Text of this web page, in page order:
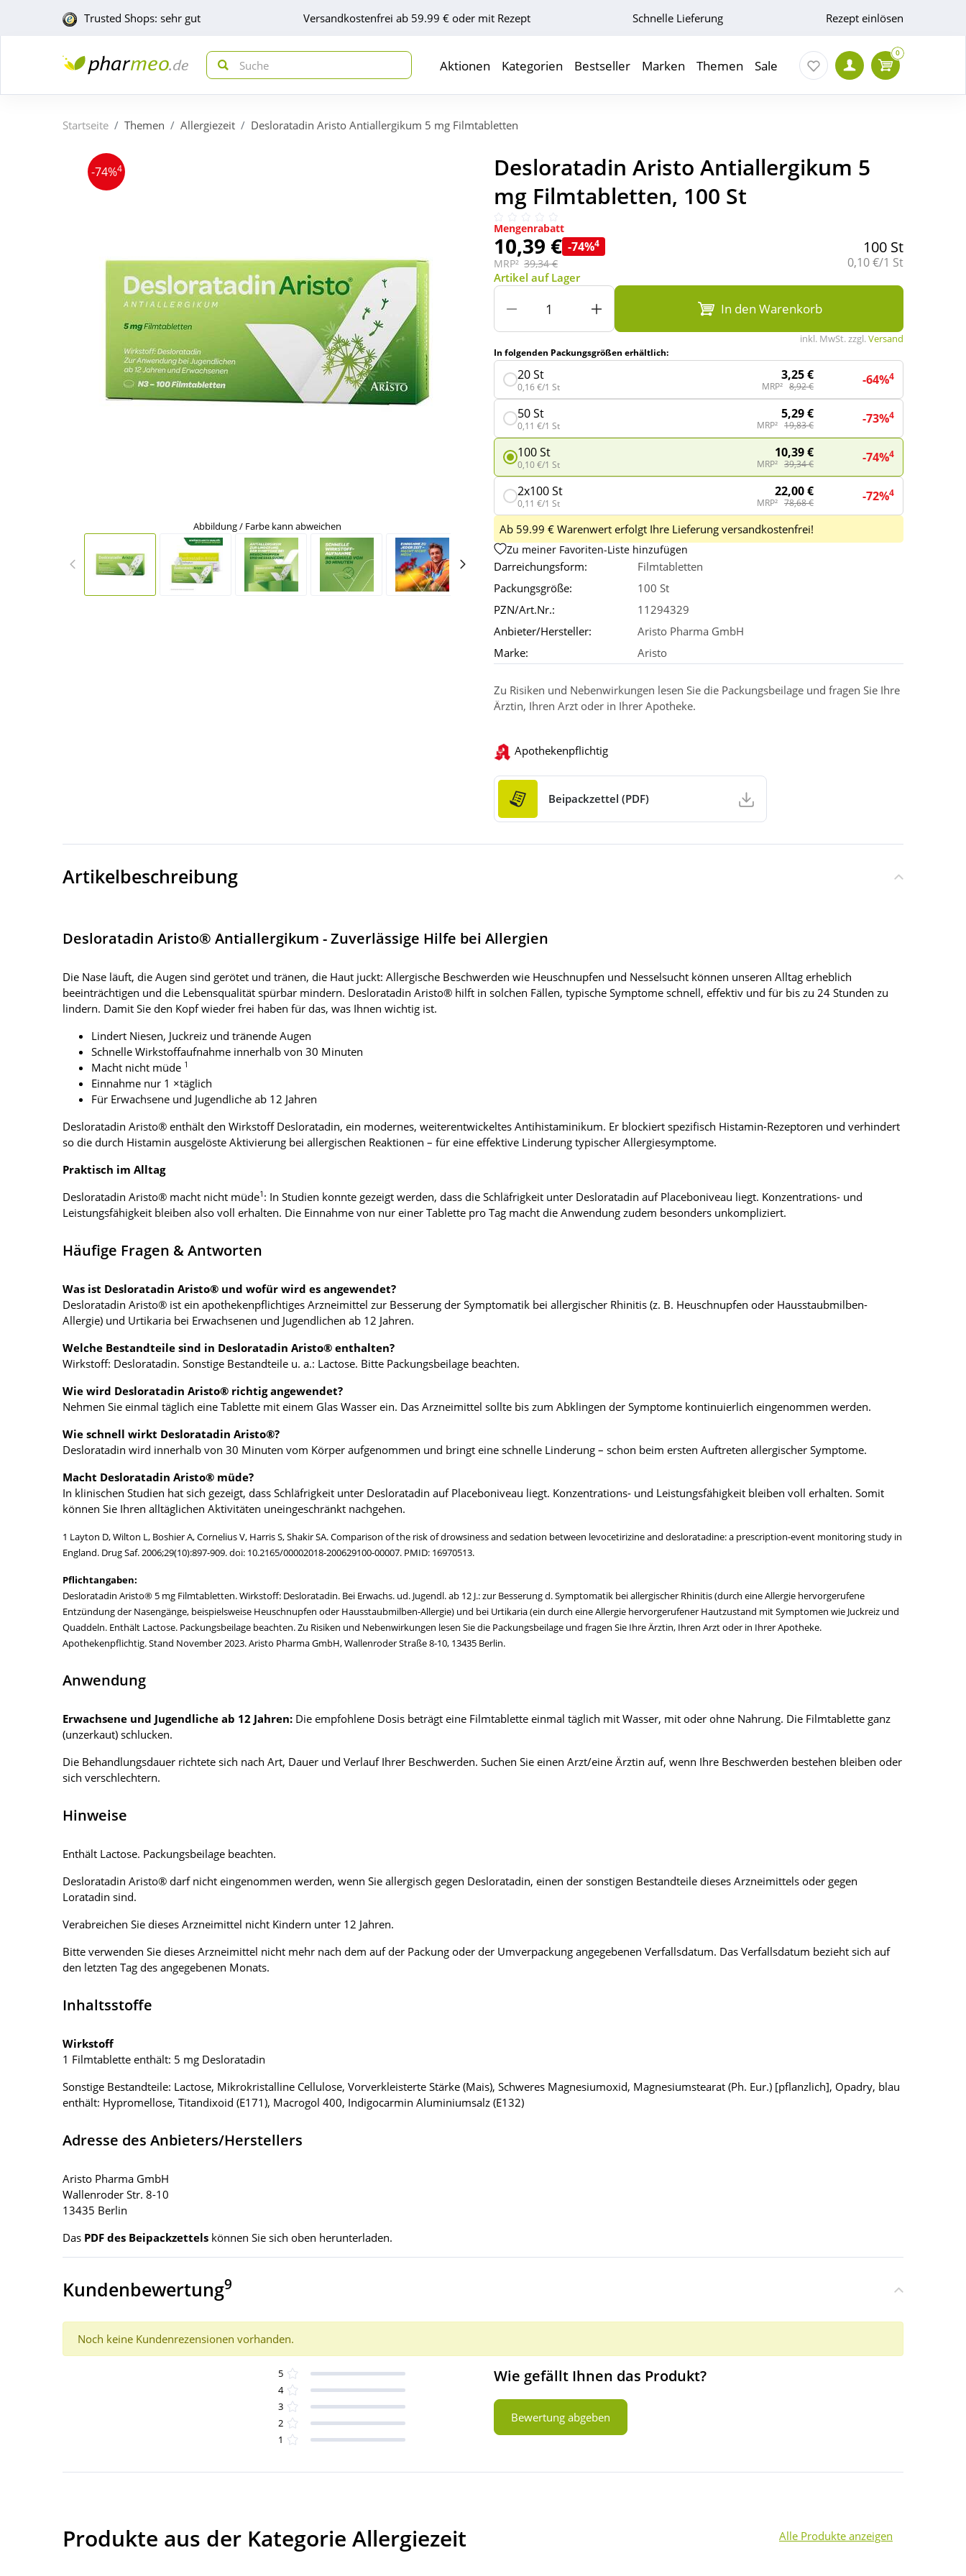
Trusted Shops: sehr gut Versandkostenfrei ab 59.99 € oder mit Rezept Schnelle Lieferung Rezept einlösen
Aktionen Kategorien Bestseller Marken Themen Sale
0
Startseite Themen Allergiezeit Desloratadin Aristo Antiallergikum 5 mg Filmtabletten
-74%4
Abbildung / Farbe kann abweichen
Desloratadin Aristo Antiallergikum 5
mg Filmtabletten, 100 St
Mengenrabatt
10,39 € -74%4
MRP² 39,34 €
100 St
Grundpreis:
0,10 €/1 St
Artikel auf Lager
In den Warenkorb
inkl. MwSt. zzgl.Versand
In folgenden Packungsgrößen erhältlich:
20 St
0,16 €/1 St
3,25 €
MRP² 8,92 € -64%4
50 St
0,11 €/1 St
5,29 €
MRP² 19,83 € -73%4
100 St
0,10 €/1 St
10,39 €
MRP² 39,34 € -74%4
2x100 St
0,11 €/1 St
22,00 €
MRP² 78,68 € -72%4
Ab 59.99 € Warenwert erfolgt Ihre Lieferung versandkostenfrei!
Zu meiner Favoriten-Liste hinzufügen
Darreichungsform:
Filmtabletten
Packungsgröße:
100 St
PZN/Art.Nr.:
11294329
Anbieter/Hersteller:
Aristo Pharma GmbH
Marke:
Aristo
Zu Risiken und Nebenwirkungen lesen Sie die Packungsbeilage und fragen Sie Ihre
Ärztin, Ihren Arzt oder in Ihrer Apotheke.
Apothekenpflichtig
Beipackzettel (PDF)
Artikelbeschreibung
Desloratadin Aristo® Antiallergikum - Zuverlässige Hilfe bei Allergien
Die Nase läuft, die Augen sind gerötet und tränen, die Haut juckt: Allergische Beschwerden wie Heuschnupfen und Nesselsucht können unseren Alltag erheblich
beeinträchtigen und die Lebensqualität spürbar mindern. Desloratadin Aristo® hilft in solchen Fällen, typische Symptome schnell, effektiv und für bis zu 24 Stunden zu
lindern. Damit Sie den Kopf wieder frei haben für das, was Ihnen wichtig ist.
Lindert Niesen, Juckreiz und tränende Augen
Schnelle Wirkstoffaufnahme innerhalb von 30 Minuten
Macht nicht müde 1
Einnahme nur 1 ×täglich
Für Erwachsene und Jugendliche ab 12 Jahren
Desloratadin Aristo® enthält den Wirkstoff Desloratadin, ein modernes, weiterentwickeltes Antihistaminikum. Er blockiert spezifisch Histamin-Rezeptoren und verhindert
so die durch Histamin ausgelöste Aktivierung bei allergischen Reaktionen – für eine effektive Linderung typischer Allergiesymptome.
Praktisch im Alltag
Desloratadin Aristo® macht nicht müde1 : In Studien konnte gezeigt werden, dass die Schläfrigkeit unter Desloratadin auf Placeboniveau liegt. Konzentrations- und
Leistungsfähigkeit bleiben also voll erhalten. Die Einnahme von nur einer Tablette pro Tag macht die Anwendung zudem besonders unkompliziert.
Häufige Fragen & Antworten
Was ist Desloratadin Aristo® und wofür wird es angewendet?
Desloratadin Aristo® ist ein apothekenpflichtiges Arzneimittel zur Besserung der Symptomatik bei allergischer Rhinitis (z. B. Heuschnupfen oder Hausstaubmilben-
Allergie) und Urtikaria bei Erwachsenen und Jugendlichen ab 12 Jahren.
Welche Bestandteile sind in Desloratadin Aristo® enthalten?
Wirkstoff: Desloratadin. Sonstige Bestandteile u. a.: Lactose. Bitte Packungsbeilage beachten.
Wie wird Desloratadin Aristo® richtig angewendet?
Nehmen Sie einmal täglich eine Tablette mit einem Glas Wasser ein. Das Arzneimittel sollte bis zum Abklingen der Symptome kontinuierlich eingenommen werden.
Wie schnell wirkt Desloratadin Aristo®?
Desloratadin wird innerhalb von 30 Minuten vom Körper aufgenommen und bringt eine schnelle Linderung – schon beim ersten Auftreten allergischer Symptome.
Macht Desloratadin Aristo® müde?
In klinischen Studien hat sich gezeigt, dass Schläfrigkeit unter Desloratadin auf Placeboniveau liegt. Konzentrations- und Leistungsfähigkeit bleiben voll erhalten. Somit
können Sie Ihren alltäglichen Aktivitäten uneingeschränkt nachgehen.
1 Layton D, Wilton L, Boshier A, Cornelius V, Harris S, Shakir SA. Comparison of the risk of drowsiness and sedation between levocetirizine and desloratadine: a prescription-event monitoring study in
England. Drug Saf. 2006;29(10):897-909. doi: 10.2165/00002018-200629100-00007. PMID: 16970513.
Pflichtangaben:
Desloratadin Aristo® 5 mg Filmtabletten. Wirkstoff: Desloratadin. Bei Erwachs. ud. Jugendl. ab 12 J.: zur Besserung d. Symptomatik bei allergischer Rhinitis (durch eine Allergie hervorgerufene
Entzündung der Nasengänge, beispielsweise Heuschnupfen oder Hausstaubmilben-Allergie) und bei Urtikaria (ein durch eine Allergie hervorgerufener Hautzustand mit Symptomen wie Juckreiz und
Quaddeln. Enthält Lactose. Packungsbeilage beachten. Zu Risiken und Nebenwirkungen lesen Sie die Packungsbeilage und fragen Sie Ihre Ärztin, Ihren Arzt oder in Ihrer Apotheke.
Apothekenpflichtig. Stand November 2023. Aristo Pharma GmbH, Wallenroder Straße 8-10, 13435 Berlin.
Anwendung
Erwachsene und Jugendliche ab 12 Jahren: Die empfohlene Dosis beträgt eine Filmtablette einmal täglich mit Wasser, mit oder ohne Nahrung. Die Filmtablette ganz
(unzerkaut) schlucken.
Die Behandlungsdauer richtete sich nach Art, Dauer und Verlauf Ihrer Beschwerden. Suchen Sie einen Arzt/eine Ärztin auf, wenn Ihre Beschwerden bestehen bleiben oder
sich verschlechtern.
Hinweise
Enthält Lactose. Packungsbeilage beachten.
Desloratadin Aristo® darf nicht eingenommen werden, wenn Sie allergisch gegen Desloratadin, einen der sonstigen Bestandteile dieses Arzneimittels oder gegen
Loratadin sind.
Verabreichen Sie dieses Arzneimittel nicht Kindern unter 12 Jahren.
Bitte verwenden Sie dieses Arzneimittel nicht mehr nach dem auf der Packung oder der Umverpackung angegebenen Verfallsdatum. Das Verfallsdatum bezieht sich auf
den letzten Tag des angegebenen Monats.
Inhaltsstoffe
Wirkstoff
1 Filmtablette enthält: 5 mg Desloratadin
Sonstige Bestandteile: Lactose, Mikrokristalline Cellulose, Vorverkleisterte Stärke (Mais), Schweres Magnesiumoxid, Magnesiumstearat (Ph. Eur.) [pflanzlich], Opadry, blau
enthält: Hypromellose, Titandixoid (E171), Macrogol 400, Indigocarmin Aluminiumsalz (E132)
Adresse des Anbieters/Herstellers
Aristo Pharma GmbH
Wallenroder Str. 8-10
13435 Berlin
Das PDF des Beipackzettels können Sie sich oben herunterladen.
Kundenbewertung9
Noch keine Kundenrezensionen vorhanden.
5
4
3
2
1
Wie gefällt Ihnen das Produkt?
Bewertung abgeben
Produkte aus der Kategorie Allergiezeit Alle Produkte anzeigen